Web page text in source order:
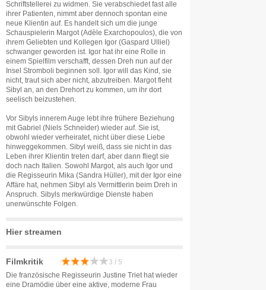
Schriftstellerei zu widmen. Sie verabschiedet fast alle
ihrer Patienten, nimmt aber dennoch spontan eine
neue Klientin auf. Es handelt sich um die junge
Schauspielerin Margot (Adèle Exarchopoulos), die von
ihrem Geliebten und Kollegen Igor (Gaspard Ulliel)
schwanger geworden ist. Igor hat ihr eine Rolle in
einem Spielfilm verschafft, dessen Dreh nun auf der
Insel Stromboli beginnen soll. Igor will das Kind, sie
nicht, traut sich aber nicht, abzutreiben. Margot fleht
Sibyl an, an den Drehort zu kommen, um ihr dort
seelisch beizustehen.
Vor Sibyls innerem Auge lebt ihre frühere Beziehung
mit Gabriel (Niels Schneider) wieder auf. Sie ist,
obwohl wieder verheiratet, nicht über diese Liebe
hinweggekommen. Sibyl weiß, dass sie nicht in das
Leben ihrer Klientin treten darf, aber dann fliegt sie
doch nach Italien. Sowohl Margot, als auch Igor und
die Regisseurin Mika (Sandra Hüller), mit der Igor eine
Affäre hat, nehmen Sibyl als Vermittlerin beim Dreh in
Anspruch. Sibyls merkwürdige Dienste haben
unerwünschte Folgen.
Hier streamen
Filmkritik 3 / 5
Die französische Regisseurin Justine Triet hat wieder
eine Dramödie über eine aktive, moderne Frau